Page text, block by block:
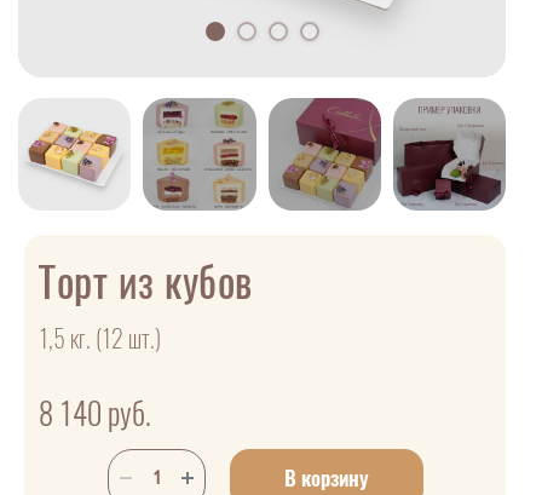
Торт из кубов
1,5 кг. (12 шт.)
8 140 руб.
В корзину